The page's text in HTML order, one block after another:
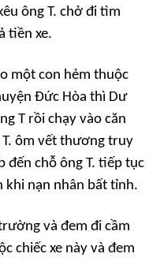
ông T. chở đi tìm
tiền xe.
một con hẻm thuộc
Đức Hòa thì Dư
T rồi chạy vào căn
ôm vết thương truy
đến chỗ ông T. tiếp tục
khi nạn nhân bất tỉnh.
và đem đi cầm
chiếc xe này và đem